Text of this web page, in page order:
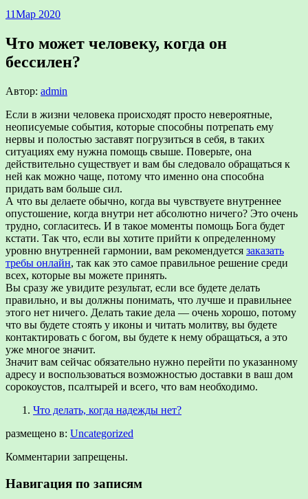
11Мар 2020
Что может человеку, когда он
бессилен?
Автор: admin
Если в жизни человека происходят просто невероятные,
неописуемые события, которые способны потрепать ему
нервы и полостью заставят погрузиться в себя, в таких
ситуациях ему нужна помощь свыше. Поверьте, она
действительно существует и вам бы следовало обращаться к
ней как можно чаще, потому что именно она способна
придать вам больше сил.
А что вы делаете обычно, когда вы чувствуете внутреннее
опустошение, когда внутри нет абсолютно ничего? Это очень
трудно, согласитесь. И в такое моменты помощь Бога будет
кстати. Так что, если вы хотите прийти к определенному
уровню внутренней гармонии, вам рекомендуется заказать
требы онлайн, так как это самое правильное решение среди
всех, которые вы можете принять.
Вы сразу же увидите результат, если все будете делать
правильно, и вы должны понимать, что лучше и правильнее
этого нет ничего. Делать такие дела — очень хорошо, потому
что вы будете стоять у иконы и читать молитву, вы будете
контактировать с богом, вы будете к нему обращаться, а это
уже многое значит.
Значит вам сейчас обязательно нужно перейти по указанному
адресу и воспользоваться возможностью доставки в ваш дом
сорокоустов, псалтырей и всего, что вам необходимо.
Что делать, когда надежды нет?
размещено в: Uncategorized
Комментарии запрещены.
Навигация по записям